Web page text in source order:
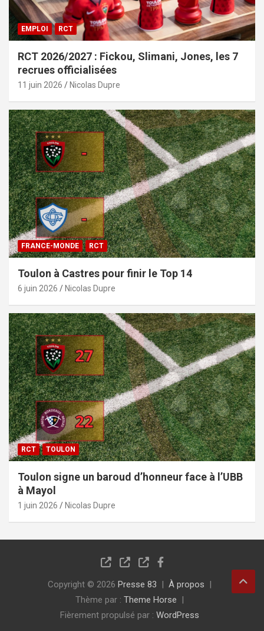
EMPLOI RCT
RCT 2026/2027 : Fickou, Slimani, Jones, les 7
recrues officialisées
11 juin 2026 Nicolas Dupre
FRANCE-MONDE RCT
Toulon à Castres pour finir le Top 14
6 juin 2026 Nicolas Dupre
RCT TOULON
Toulon signe un baroud d’honneur face à l’UBB
à Mayol
1 juin 2026 Nicolas Dupre
Copyright © 2026 Presse 83
À propos
Thème par : Theme Horse
Fièrement propulsé par : WordPress